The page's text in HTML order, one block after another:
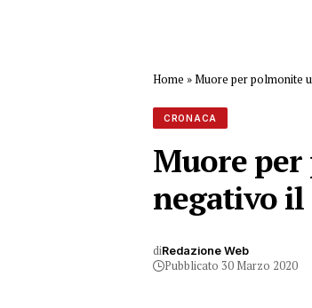
Home »Muore per polmonite
CRONACA
Muore
negativo
diRedazione Web
Pubblicato 30 Marzo 2020